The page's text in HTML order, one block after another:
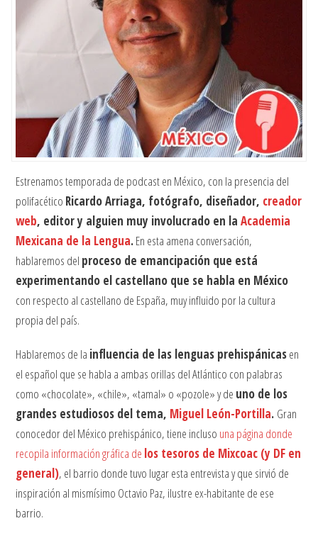
Estrenamos temporada de podcast en México, con la presencia del
polifacético Ricardo Arriaga, fotógrafo, diseñador, creador
web, editor y alguien muy involucrado en laAcademia
Mexicana de la Lengua.En esta amena conversación,
hablaremos del proceso de emancipación que está
experimentando el castellano que se habla en México
con respecto al castellano de España, muy influido por la cultura
propia del país.
Hablaremos de la influencia de las lenguas prehispánicasen
el español que se habla a ambas orillas del Atlántico con palabras
como «chocolate», «chile», «tamal» o «pozole» y de uno de los
grandes estudiosos del tema, Miguel León-Portilla. Gran
conocedor del México prehispánico, tiene incluso una página donde
recopila información gráfica de los tesoros de Mixcoac (y DF en
general), el barrio donde tuvo lugar esta entrevista y que sirvió de
inspiración al mismísimo Octavio Paz, ilustre ex-habitante de ese
barrio.